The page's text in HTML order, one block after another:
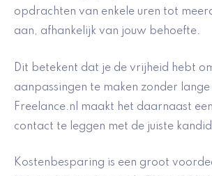
opdrachten van enkele uren tot
aan, afhankelijk van jouw behoefte.
Dit betekent dat je de vrijheid hebt
aanpassingen te maken zonder
Freelance.nl maakt het daarnaast
contact te leggen met de juiste
Kostenbesparing is een groot